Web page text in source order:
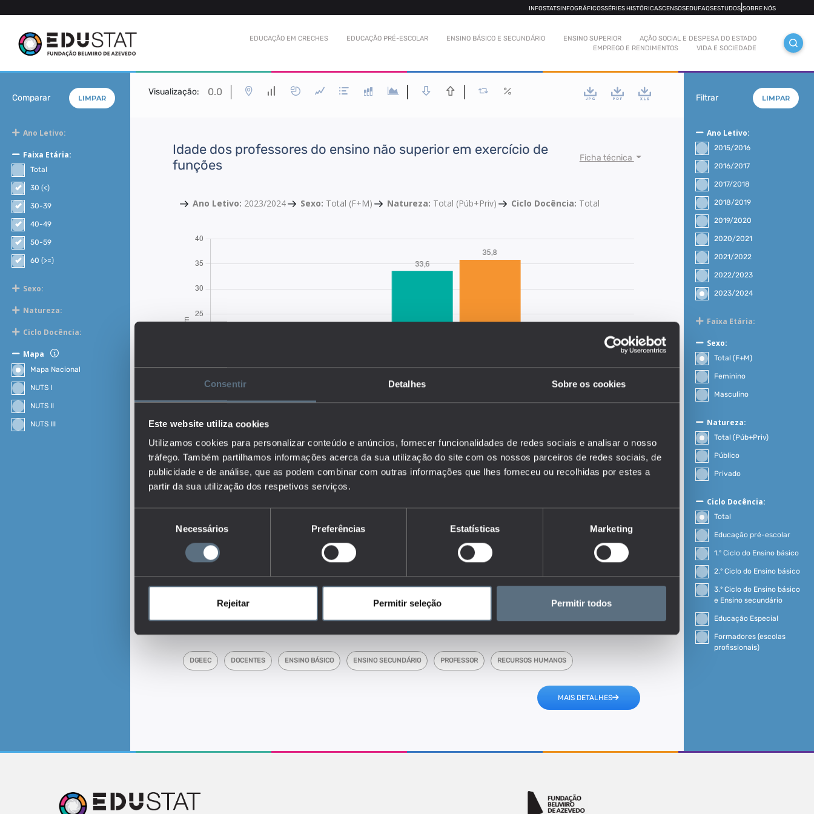
Consentir Detalhes Sobre os cookies
Este website utiliza cookies
Utilizamos cookies para personalizar conteúdo e anúncios, fornecer funcionalidades de redes sociais e analisar o nosso
tráfego. Também partilhamos informações acerca da sua utilização do site com os nossos parceiros de redes sociais, de
publicidade e de análise, que as podem combinar com outras informações que lhes forneceu ou recolhidas por estes a
partir da sua utilização dos respetivos serviços.
consentimento
Necessários Preferências Estatísticas Marketing
Rejeitar Permitir seleção Permitir todos
INFOSTATSINFOGRÁFICOSSÉRIES HISTÓRICASCENSOSEDUFAQSESTUDOS SOBRE NÓS
EDUCAÇÃO EM CRECHES EDUCAÇÃO PRÉ-ESCOLAR ENSINO BÁSICO E SECUNDÁRIO ENSINO SUPERIOR
AÇÃO SOCIAL E DESPESA DO ESTADO
EMPREGO E RENDIMENTOS
VIDA E SOCIEDADE
Comparar LIMPAR
Ano Letivo:
Faixa Etária:
Total
30 (<)
30-39
40-49
50-59
60 (>=)
Sexo:
Natureza:
Ciclo Docência:
Mapa
Mapa Nacional
NUTS I
NUTS II
NUTS III
Visualização: 0.0
Idade dos professores do ensino não superior em exercício de
funções
Ficha técnica
Ano Letivo: 2023/2024 Sexo: Total (F+M) Natureza: Total (Púb+Priv) Ciclo Docência: Total
Descrição:
e por distribuição geográfica face à totalidade destes profissionais em exercício de
funções. Permite analisar como se distribuem os docentes em termos de idade.
Este é um dos indicadores do conjunto que responde às questões:
do tempo?
DGEEC DOCENTES ENSINO BÁSICO ENSINO SECUNDÁRIO PROFESSOR RECURSOS HUMANOS
MAIS DETALHES
Filtrar LIMPAR
Ano Letivo:
2015/2016
2016/2017
2017/2018
2018/2019
2019/2020
2020/2021
2021/2022
2022/2023
2023/2024
Faixa Etária:
Sexo:
Total (F+M)
Feminino
Masculino
Natureza:
Total (Púb+Priv)
Público
Privado
Ciclo Docência:
Total
Educação pré-escolar
1.º Ciclo do Ensino básico
2.º Ciclo do Ensino básico
3.º Ciclo do Ensino básico
e Ensino secundário
Educação Especial
Formadores (escolas
profissionais)